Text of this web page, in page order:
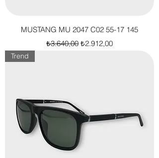
MUSTANG MU 2047 C02 55-17 145
Normal Fiyat
₺3.640,00 İndirimli Fiyat
₺2.912,00
Trend